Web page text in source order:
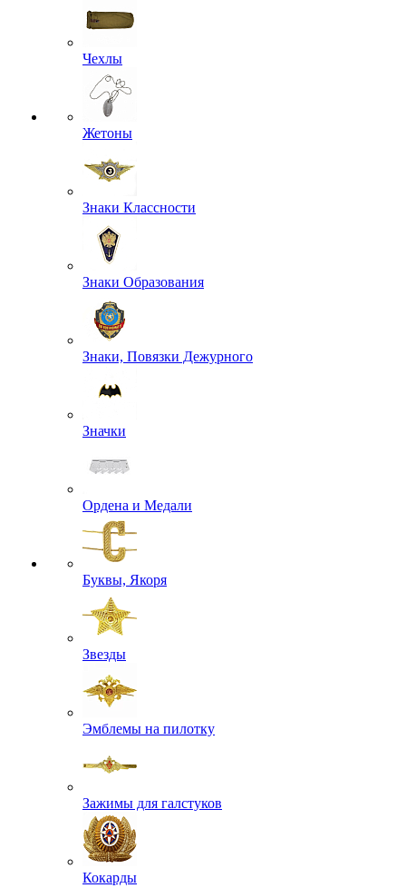
Чехлы
Жетоны
Знаки Классности
Знаки Образования
Знаки, Повязки Дежурного
Значки
Ордена и Медали
Буквы, Якоря
Звезды
Эмблемы на пилотку
Зажимы для галстуков
Кокарды